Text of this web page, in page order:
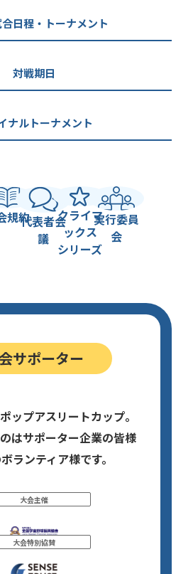
日程・トーナメント
対戦期日
ナルトーナメント
規約代表者会
議
クライマ
ックス
シリーズ
実行委員
会
サポーター
ップアスリートカップ。
はサポーター企業の皆様
ランティア様です。
大会主催
大会特別協賛